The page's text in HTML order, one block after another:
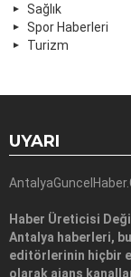
Sağlık
Spor Haberleri
Turizm
UYARI
Haber Üreticisi
Antalya haberleri,
editörlerinin hiçbir
olarak ajans